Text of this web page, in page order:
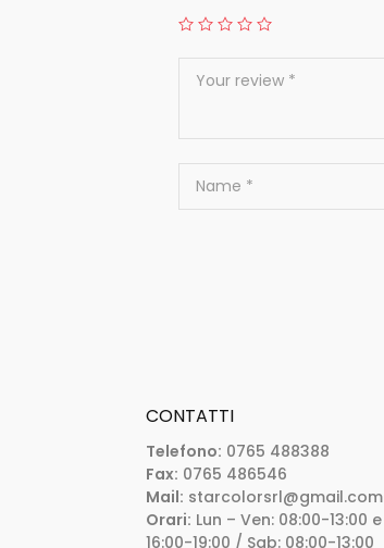
CONTATTI
Telefono: 0765 488388
Fax: 0765 486546
Mail: starcolorsrl@gmail.com
Orari: Lun – Ven: 08:00-13:00 e
16:00-19:00 / Sab: 08:00-13:00